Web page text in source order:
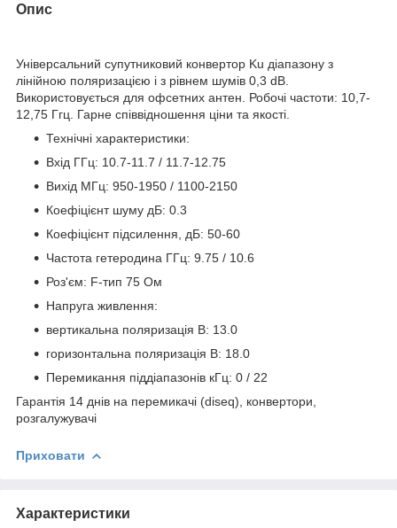
Опис
Універсальний супутниковий конвертор Ku діапазону з
лінійною поляризацією і з рівнем шумів 0,3 dB.
Використовується для офсетних антен. Робочі частоти: 10,7-
12,75 Ггц. Гарне співвідношення ціни та якості.
Технічні характеристики:
Вхід ГГц: 10.7-11.7 / 11.7-12.75
Вихід МГц: 950-1950 / 1100-2150
Коефіцієнт шуму дБ: 0.3
Коефіцієнт підсилення, дБ: 50-60
Частота гетеродина ГГц: 9.75 / 10.6
Роз'єм: F-тип 75 Ом
Напруга живлення:
вертикальна поляризація В: 13.0
горизонтальна поляризація В: 18.0
Перемикання піддіапазонів кГц: 0 / 22
Гарантія 14 днів на перемикачі (diseq), конвертори,
розгалужувачі
Приховати
Характеристики